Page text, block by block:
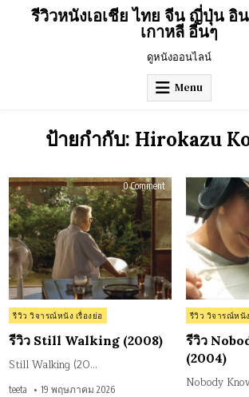
รีวิวหนังเอเชีย ไทย จีน ญี่ปุ่น อิ
เกาหลี อื่นๆ
ดูหนังออนไลน์
Menu
ป้ายกำกับ: Hirokazu
0 Commenton
รีวิว
Still
Walking
Posted
in
รีวิว วิจารณ์หนัง เรื่องย่อ
รีวิว Still Walking (2008)
Still Walking (20…
teeta 19 พฤษภาคม 2026
Posted
in
รีวิว วิจารณ์หนัง
รีวิว
(2004)
Nobody